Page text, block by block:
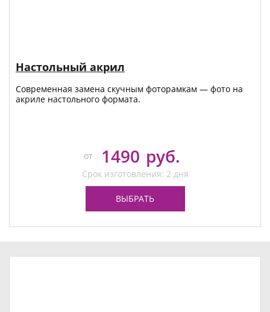
Настольный акрил
Современная замена скучным фоторамкам — фото на
акриле настольного формата.
от 1490 руб.
Срок изготовления: 2 дня
ВЫБРАТЬ